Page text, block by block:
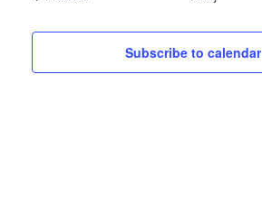
Subscribe to calendar